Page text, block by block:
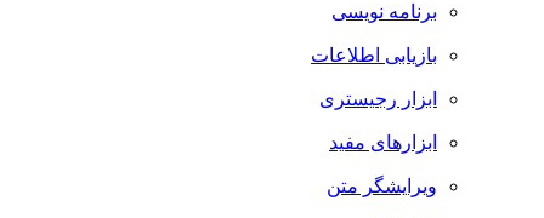
برنامه نویسی
بازیابی اطلاعات
ابزار رجیستری
ابزارهای مفید
ویرایشگر متن